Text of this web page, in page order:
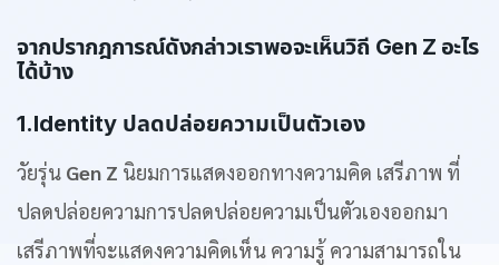
จากปรากฎการณ์ดังกล่าวเราพอจะเห็นวิถี Gen Z อะไร
ได้บ้าง
1.Identity ปลดปล่อยความเป็นตัวเอง
วัยรุ่น Gen Z นิยมการแสดงออกทางความคิด เสรีภาพ ที่
ปลดปล่อยความการปลดปล่อยความเป็นตัวเองออกมา
เสรีภาพที่จะแสดงความคิดเห็น ความรู้ ความสามารถใน